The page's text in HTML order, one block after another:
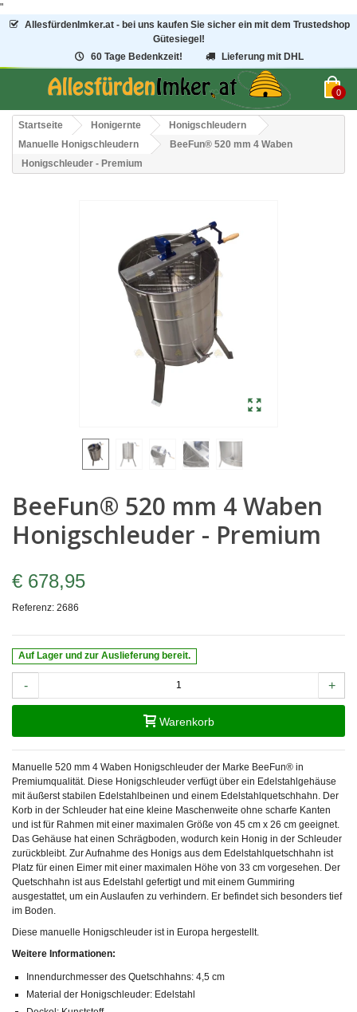
"
AllesfürdenImker.at - bei uns kaufen Sie sicher ein mit dem Trustedshop
Gütesiegel!
60 Tage Bedenkzeit!
Lieferung mit DHL
0
Startseite Honigernte
Honigschleudern
Manuelle Honigschleudern
BeeFun® 520 mm 4 Waben
Honigschleuder - Premium
BeeFun® 520 mm 4 Waben
Honigschleuder - Premium
€ 678,95
Referenz: 2686
Auf Lager und zur Auslieferung bereit.
- +
Warenkorb
Manuelle 520 mm 4 Waben Honigschleuder der Marke BeeFun® in
Premiumqualität. Diese Honigschleuder verfügt über ein Edelstahlgehäuse
mit äußerst stabilen Edelstahlbeinen und einem Edelstahlquetschhahn. Der
Korb in der Schleuder hat eine kleine Maschenweite ohne scharfe Kanten
und ist für Rahmen mit einer maximalen Größe von 45 cm x 26 cm geeignet.
Das Gehäuse hat einen Schrägboden, wodurch kein Honig in der Schleuder
zurückbleibt. Zur Aufnahme des Honigs aus dem Edelstahlquetschhahn ist
Platz für einen Eimer mit einer maximalen Höhe von 33 cm vorgesehen. Der
Quetschhahn ist aus Edelstahl gefertigt und mit einem Gummiring
ausgestattet, um ein Auslaufen zu verhindern. Er befindet sich besonders tief
im Boden.
Diese manuelle Honigschleuder ist in Europa hergestellt.
Weitere Informationen:
Innendurchmesser des Quetschhahns: 4,5 cm
Material der Honigschleuder: Edelstahl